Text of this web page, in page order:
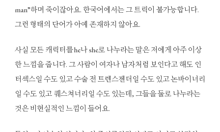
man”하며 죽이잖아요. 한국어에서는 그 트릭이 불가능합니다.
그런 형태의 단어가 아예 존재하지 않아요.
사실 모든 캐릭터를 he나 she로 나누라는 말은 저에게 아주 이상
한 느낌을 줍니다. 그 사람이 여자나 남자처럼 보인다고 해도 인
터섹스일 수도 있고 수술 전 트렌스젠더일 수도 있고 논바이너리
일 수도 있고 퀘스쳐너리일 수도 있는데, 그들을 둘로 나누라는
것은 비현실적인 느낌이 들어요.